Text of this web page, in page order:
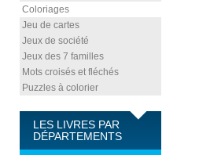
Coloriages
Jeu de cartes
Jeux de société
Jeux des 7 familles
Mots croisés et fléchés
Puzzles à colorier
LES LIVRES PAR
DÉPARTEMENTS